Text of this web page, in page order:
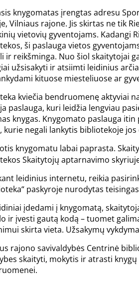
knygomatas įrengtas adresu
Vilniaus rajone. Jis skirtas ne tik
vietovių gyventojams. Kadangi
ši paslauga vietos
ir reikšminga. Nuo šiol skaitytojai
užsisakyti ir atsiimti leidinius
kituose miesteliuose ar
kviečia bendruomenę aktyviai
paslauga, kuri leidžia lengviau
knygas. Knygomato paslauga itin
kurie negali lankytis bibliotekoje
knygomatu labai paprasta.
Skaitytojų aptarnavimo
leidinius internetu, reikia
paskyroje nurodytas
įdedami į knygomatą,
ir įvesti gautą kodą – tuomet
skirta vieta. Užsakymų
rajono savivaldybės Centrinė
skaityti, mokytis ir atrasti